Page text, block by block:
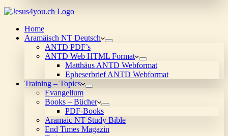
Home
Aramäisch NT Deutsch
ANTD PDF’s
ANTD Web HTML Format
Matthäus ANTD Webformat
Epheserbrief ANTD Webformat
Training – Topics
Evangelium
Books – Bücher
PDF-Books
Aramaic NT Study Bible
End Times Magazin